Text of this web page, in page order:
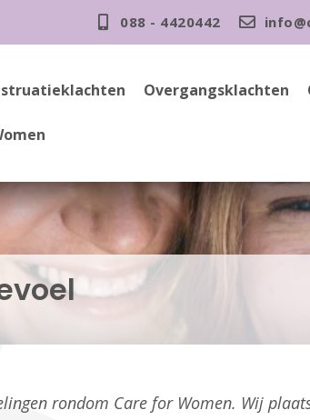
088 - 4420442
Overgangsklachten
rondom Care for Women. Wij